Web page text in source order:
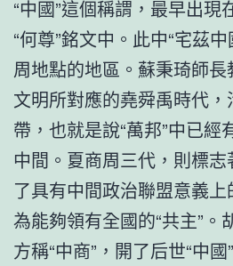
“中國”這個稱謂，最早出現
“何尊”銘文中。此中“宅茲
周地點的地區。蘇秉琦師
文明所對應的堯舜禹時代
帶，也就是說“萬邦”中已經
中間。夏商周三代，則標志
了具有中間政治聯盟意義上
為能夠領有全國的“共主”。
方稱“中商”，開了后世“中國